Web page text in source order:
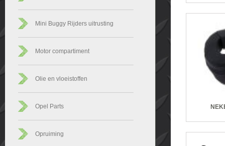
Mini Buggy Rijders uitrusting
Motor compartiment
Olie en vloeistoffen
Opel Parts
Opruiming